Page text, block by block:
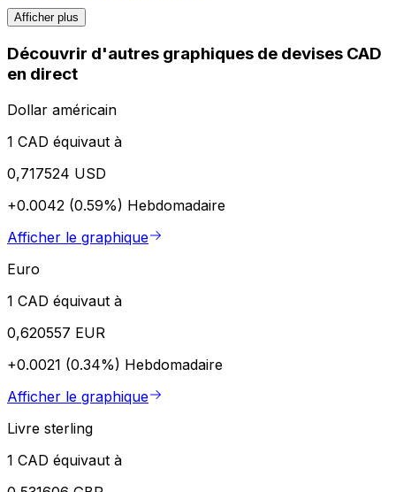
Afficher plus
Découvrir d'autres graphiques de devises CAD
en direct
Dollar américain
1 CAD équivaut à
0,717524 USD
+0.0042 (0.59%) Hebdomadaire
Afficher le graphique
Euro
1 CAD équivaut à
0,620557 EUR
+0.0021 (0.34%) Hebdomadaire
Afficher le graphique
Livre sterling
1 CAD équivaut à